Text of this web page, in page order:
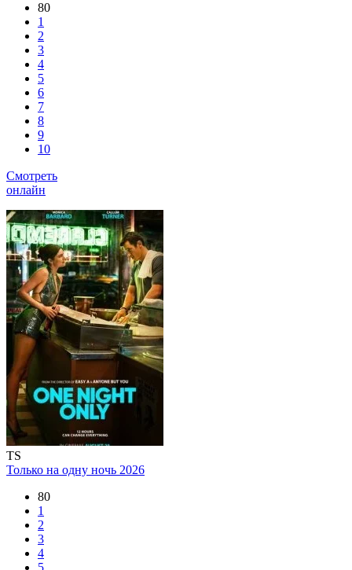
80
1
2
3
4
5
6
7
8
9
10
Смотреть
онлайн
TS
Только на одну ночь 2026
80
1
2
3
4
5